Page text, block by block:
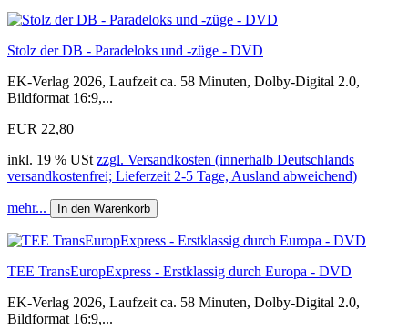
Stolz der DB - Paradeloks und -züge - DVD
EK-Verlag 2026, Laufzeit ca. 58 Minuten, Dolby-Digital 2.0,
Bildformat 16:9,...
EUR 22,80
inkl. 19 % USt zzgl. Versandkosten (innerhalb Deutschlands
versandkostenfrei; Lieferzeit 2-5 Tage, Ausland abweichend)
mehr... In den Warenkorb
TEE TransEuropExpress - Erstklassig durch Europa - DVD
EK-Verlag 2026, Laufzeit ca. 58 Minuten, Dolby-Digital 2.0,
Bildformat 16:9,...